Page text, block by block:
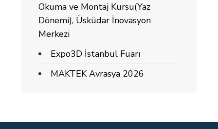
Okuma ve Montaj Kursu(Yaz
Dönemi), Üsküdar İnovasyon
Merkezi
Expo3D İstanbul Fuarı
MAKTEK Avrasya 2026